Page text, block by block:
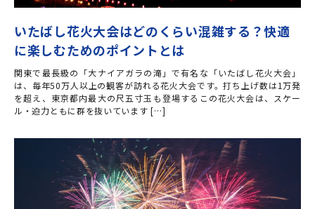
いたばし花火大会はどのくらい混雑する？快適
に楽しむためのポイントとは
関東で最長級の「大ナイアガラの滝」で有名な「いたばし花火大会」
は、毎年50万人以上の観客が訪れる花火大会です。打ち上げ数は1万発
を超え、東京都内最大の尺五寸玉も登場するこの花火大会は、スケー
ル・迫力ともに群を抜いています […]